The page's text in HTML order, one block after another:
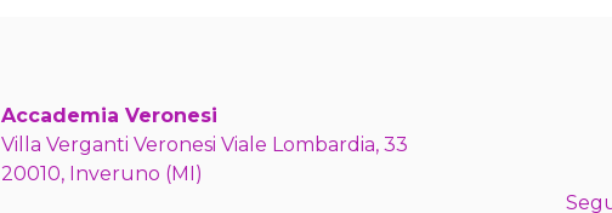
Accademia Veronesi
Villa Verganti Veronesi Viale Lombardia, 33
20010, Inveruno (MI)